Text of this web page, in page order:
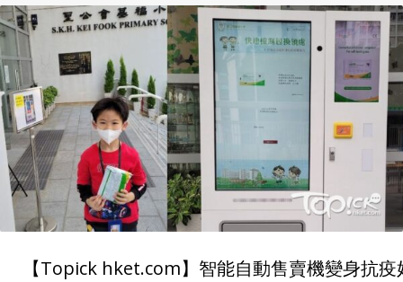
【Topick hket.com】智能自動售賣機變身抗